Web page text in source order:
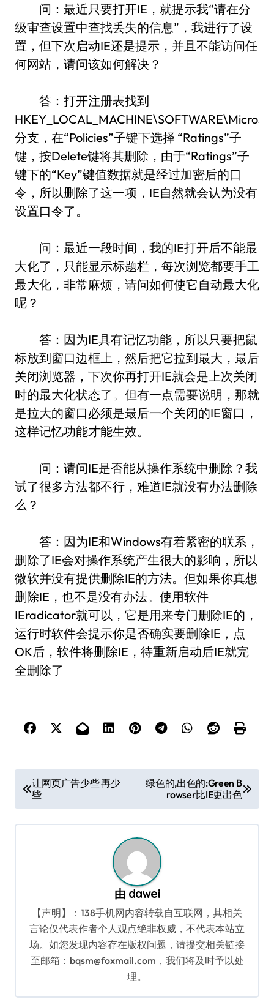
问：最近只要打开IE，就提示我“请在分
级审查设置中查找丢失的信息”，我进行了设
置，但下次启动IE还是提示，并且不能访问任
何网站，请问该如何解决？
答：打开注册表找到
分支，在“Policies”子键下选择 “Ratings”子
键，按Delete键将其删除，由于“Ratings”子
键下的“Key”键值数据就是经过加密后的口
令，所以删除了这一项，IE自然就会认为没有
设置口令了。
问：最近一段时间，我的IE打开后不能最
大化了，只能显示标题栏，每次浏览都要手工
最大化，非常麻烦，请问如何使它自动最大化
呢？
答：因为IE具有记忆功能，所以只要把鼠
标放到窗口边框上，然后把它拉到最大，最后
关闭浏览器，下次你再打开IE就会是上次关闭
时的最大化状态了。但有一点需要说明，那就
是拉大的窗口必须是最后一个关闭的IE窗口，
这样记忆功能才能生效。
问：请问IE是否能从操作系统中删除？我
试了很多方法都不行，难道IE就没有办法删除
么？
答：因为IE和Windows有着紧密的联系，
删除了IE会对操作系统产生很大的影响，所以
微软并没有提供删除IE的方法。但如果你真想
删除IE，也不是没有办法。使用软件
IEradicator就可以，它是用来专门删除IE的，
运行时软件会提示你是否确实要删除IE，点
OK后，软件将删除IE，待重新启动后IE就完
全删除了
章
导
让网页广告少些 再少
些
绿色的,出色的:Green B
rowser比IE更出色
由 dawei
【声明】：138手机网内容转载自互联网，其相关
言论仅代表作者个人观点绝非权威，不代表本站立
场。如您发现内容存在版权问题，请提交相关链接
至邮箱：bqsm@foxmail.com，我们将及时予以处
理。